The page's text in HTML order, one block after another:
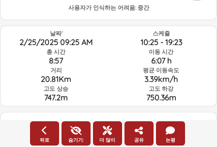
사용자가 인식하는 어려움: 중간
날짜'
2/25/2025 09:25 AM
총 시간
8:57
거리
20.81Km
고도 상승
747.2m
스케쥴
10:25 - 19:23
이동 시간
6:07 h
평균 이동속도
3.39km/h
고도 하강
750.36m
루트의 그날과 선택된 시간의 날씨
09:00
뒤로 숨기기: 더 많이 공유 논평